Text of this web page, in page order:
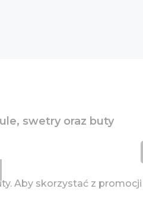
swetry oraz buty
Aby skorzystać z